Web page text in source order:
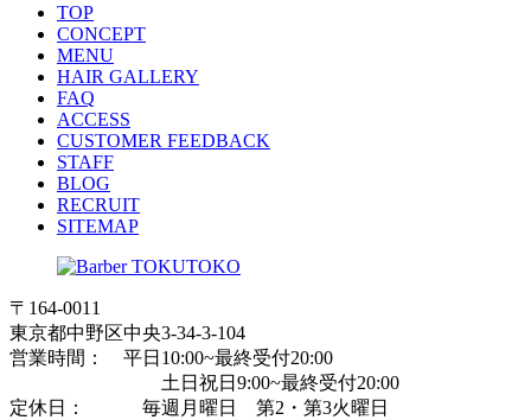
TOP
CONCEPT
MENU
HAIR GALLERY
FAQ
ACCESS
CUSTOMER FEEDBACK
STAFF
BLOG
RECRUIT
SITEMAP
〒164-0011
東京都中野区中央3-34-3-104
営業時間： 平日10:00~最終受付20:00
土日祝日9:00~最終受付20:00
定休日： 毎週月曜日 第2・第3火曜日